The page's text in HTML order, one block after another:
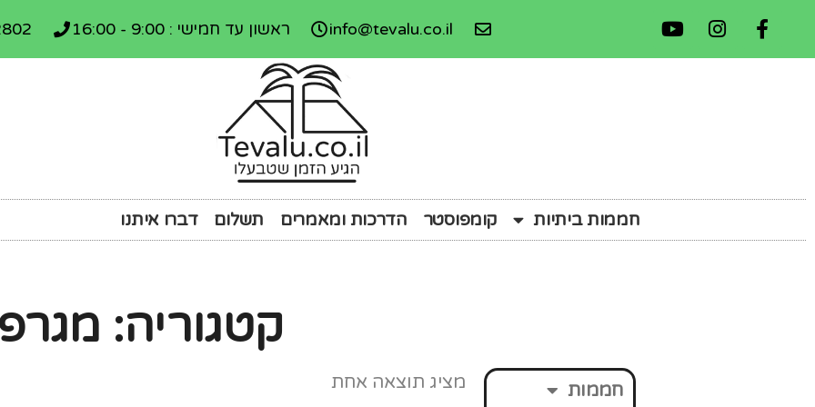
info@tevalu.co.il ראשון עד חמישי : 9:00 - 16:00
חממות ביתיות קומפוסטר הדרכות ומאמרים תשלום דברו איתנו
חממות
קטגוריה:
מציג תוצאה אחת